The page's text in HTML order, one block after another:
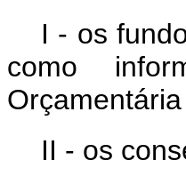
I - os
como
II - os